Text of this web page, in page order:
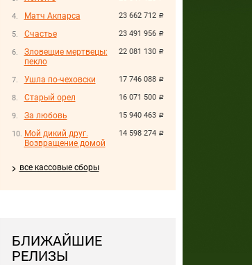
23 662 712 руб.
Матч Акпарса
23 491 956 руб.
Счастье
22 081 130 руб.
Зловещие мертвецы:
пекло
17 746 088 руб.
Ушла по-чеховски
16 071 500 руб.
Старый орел
15 940 463 руб.
За любовь
14 598 274 руб.
Мой дикий друг.
Возвращение домой
все кассовые сборы
БЛИЖАЙШИЕ
РЕЛИЗЫ